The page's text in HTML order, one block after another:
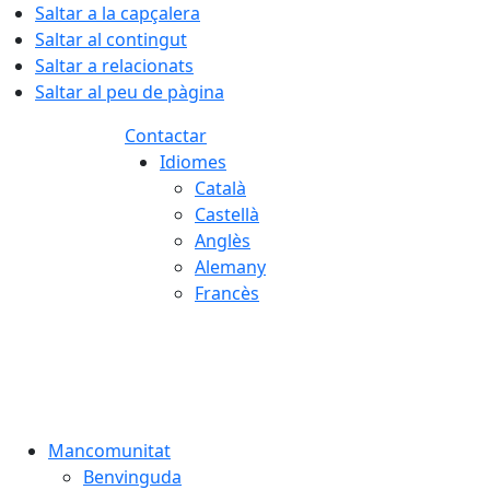
Saltar a la capçalera
Saltar al contingut
Saltar a relacionats
Saltar al peu de pàgina
Contactar
Idiomes
Català
Castellà
Anglès
Alemany
Francès
Mancomunitat
Benvinguda